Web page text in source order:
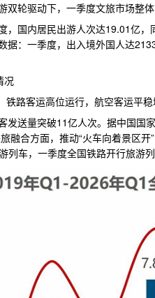
双轮驱动下，一季度文旅市场整体
，国内居民出游人次达19.01亿
据：一季度，出入境外国人达
况
铁路客运高位运行，航空客运平
发送量突破11亿人次。据中国国
融合方面，推动“火车向着景区
列车，一季度全国铁路开行旅游